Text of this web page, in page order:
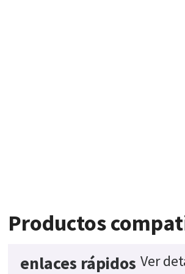
Productos
enlaces rápidos Ver